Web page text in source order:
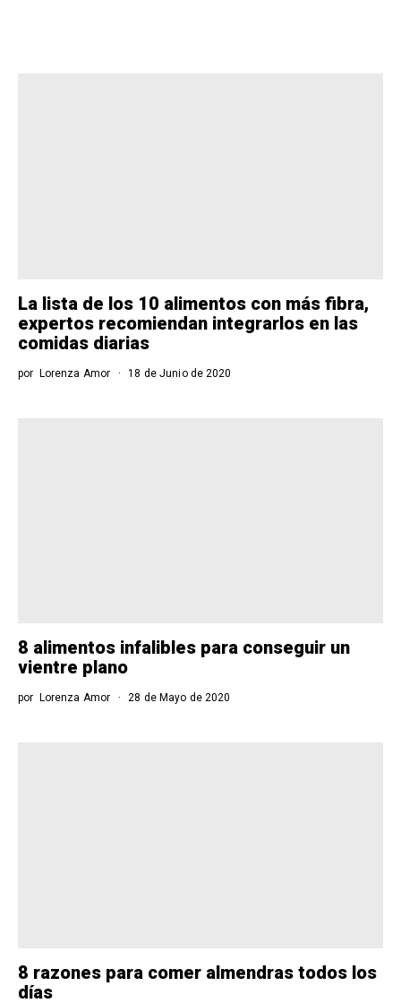
La lista de los 10 alimentos con más fibra,
expertos recomiendan integrarlos en las
comidas diarias
por Lorenza Amor 18 de Junio de 2020
8 alimentos infalibles para conseguir un
vientre plano
por Lorenza Amor 28 de Mayo de 2020
8 razones para comer almendras todos los
días